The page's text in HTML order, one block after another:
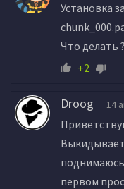
Установка
Что делать
+2
Droog 14
Выкидывает
первом